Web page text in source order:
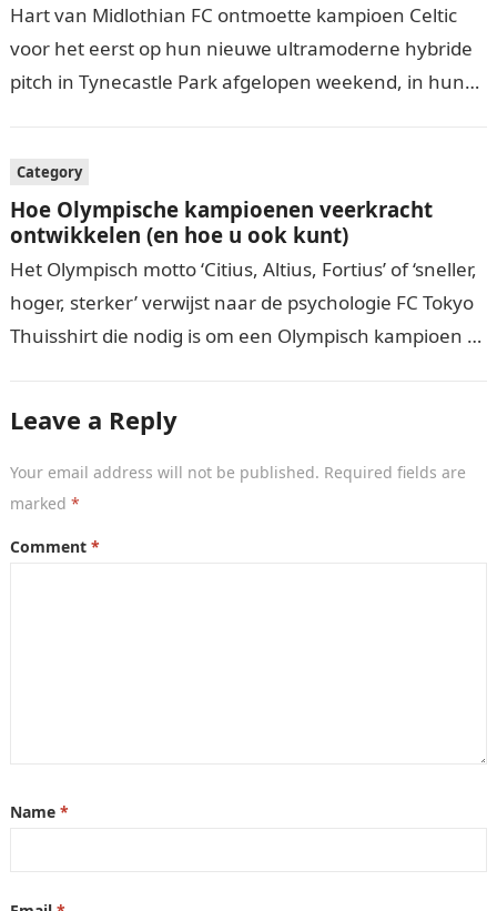
Hart van Midlothian FC ontmoette kampioen Celtic
voor het eerst op hun nieuwe ultramoderne hybride
pitch in Tynecastle Park afgelopen weekend, in hun
Category
Hoe Olympische kampioenen veerkracht
ontwikkelen (en hoe u ook kunt)
Het Olympisch motto ‘Citius, Altius, Fortius’ of ‘sneller,
hoger, sterker’ verwijst naar de psychologie FC Tokyo
Thuisshirt die nodig is om een Olympisch kampioen te
Leave a Reply
Your email address will not be published. Required fields are
marked *
Comment *
Name *